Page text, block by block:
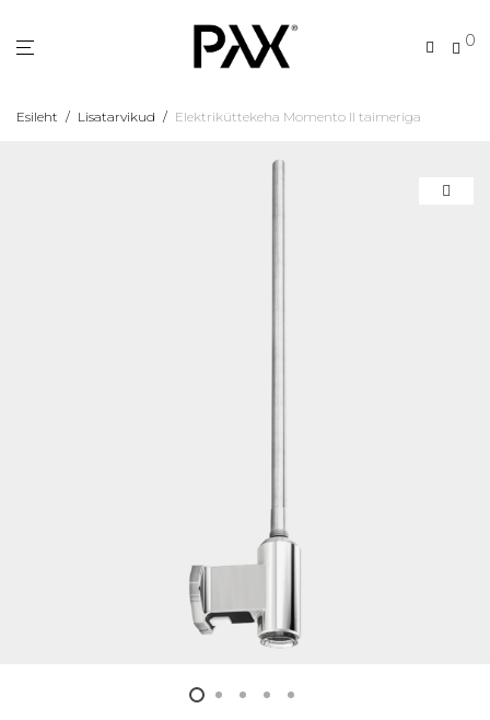
0
Esileht / Lisatarvikud / Elektriküttekeha Momento II taimeriga